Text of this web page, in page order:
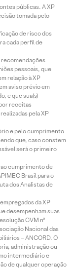
públicas. A XP
tomada pelo
de risco dos
cada perfil de
recomendações
pessoais, que
relação à XP
aviso prévio em
e que sua(s)
receitas
pela XP
e pelo cumprimento
que, caso constem
será o primeiro
cumprimento de
Brasil para o
dos Analistas de
da XP
desempenham suas
CVM nº
Nacional das
– ANCORD. O
administração ou
intermediário e
de qualquer operação